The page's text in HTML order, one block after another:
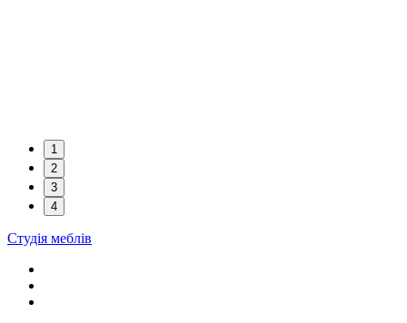
1
2
3
4
Студія меблів